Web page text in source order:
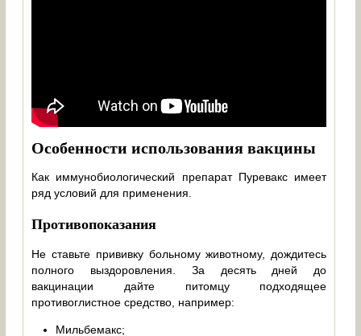
Особенности использования вакцины
Как иммунобиологический препарат Пуревакс имеет
ряд условий для применения.
Противопоказания
Не ставьте прививку больному животному, дождитесь
полного выздоровления. За десять дней до
вакцинации дайте питомцу подходящее
противоглистное средство, например:
Мильбемакс;